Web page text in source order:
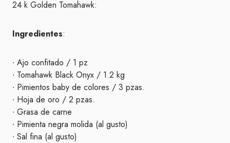
24 k Golden Tomahawk:
Ingredientes:
∙ Ajo confitado / 1 pz
∙ Tomahawk Black Onyx / 1.2 kg
∙ Pimientos baby de colores / 3 pzas.
∙ Hoja de oro / 2 pzas.
∙ Grasa de carne
∙ Pimienta negra molida (al gusto)
∙ Sal fina (al gusto)